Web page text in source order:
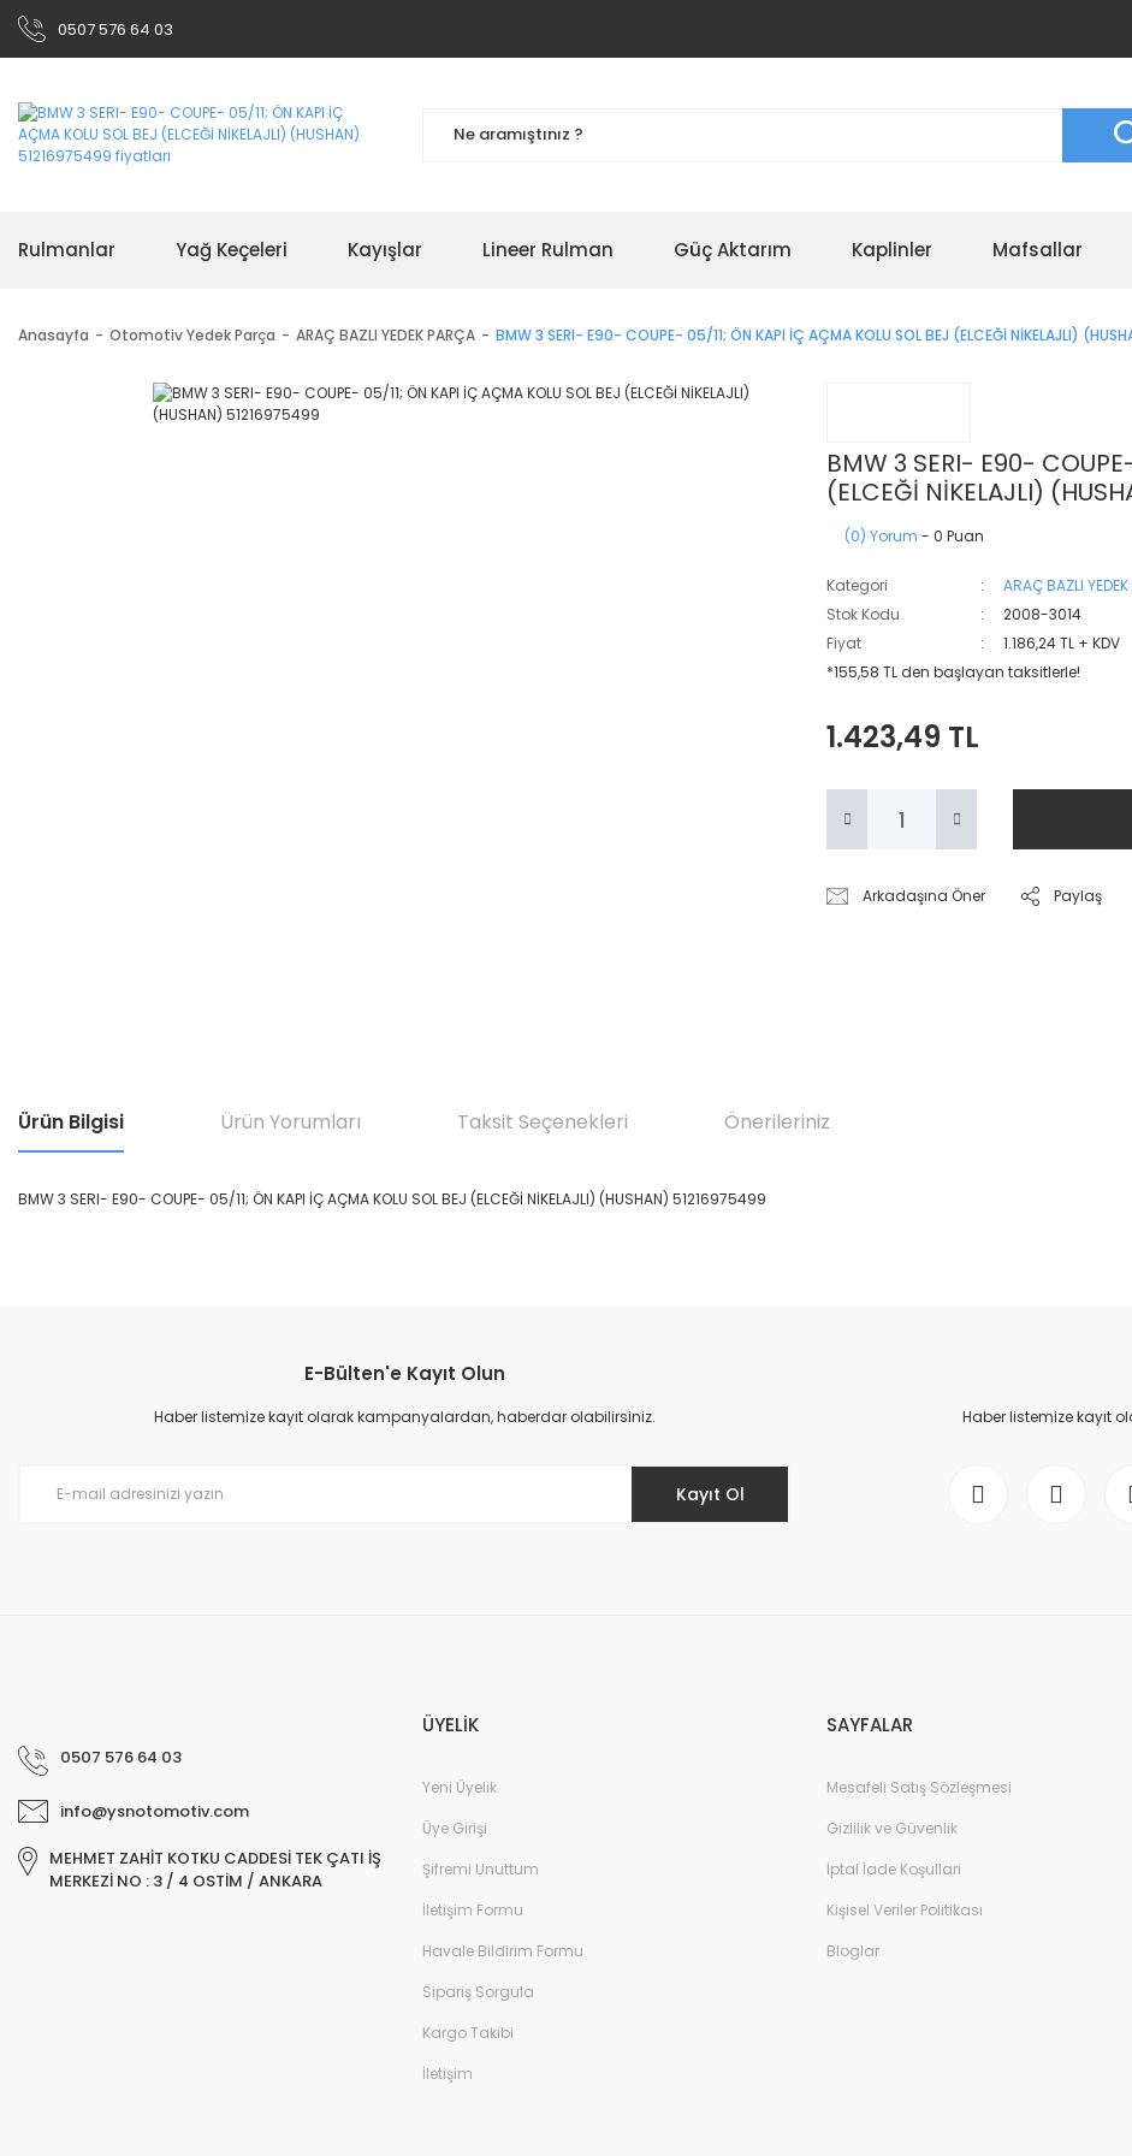
0507 576 64 03
Rulmanlar Yağ Keçeleri Kayışlar Lineer Rulman Güç Aktarım Kaplinler Mafsallar
Anasayfa Otomotiv Yedek Parça ARAÇ BAZLI YEDEK PARÇA BMW 3 SERI- E90- COUPE- 05/11; ÖN KAPI İÇ AÇMA KOLU SOL BEJ (ELCEĞİ NİKELAJLI)
BMW 3 SERI- E90-
(ELCEĞİ NİKELAJLI)
(0) Yorum - 0 Puan
Kategori
ARAÇ BAZLI
Stok Kodu
2008-3014
Fiyat
1.186,24 TL + KDV
*155,58 TL den başlayan taksitlerle!
1.423,49 TL
Arkadaşına Öner Paylaş
Ürün Bilgisi Ürün Yorumları Taksit Seçenekleri Önerileriniz
BMW 3 SERI- E90- COUPE- 05/11; ÖN KAPI İÇ AÇMA KOLU SOL BEJ (ELCEĞİ NİKELAJLI) (HUSHAN) 51216975499
Ürün resmi kalitesiz, bozuk veya görüntülenemiyor.
Ürün açıklamasında eksik bilgiler bulunuyor.
E-Bülten'e Kayıt Olun
Haber listemize kayıt olarak kampanyalardan, haberdar olabilirsiniz.
Kayıt Ol
Haber listemize kayıt
0507 576 64 03
info@ysnotomotiv.com
MEHMET ZAHİT KOTKU CADDESİ TEK ÇATI İŞ
MERKEZİ NO : 3 / 4 OSTİM / ANKARA
ÜYELİK
Yeni Üyelik
Üye Girişi
Şifremi Unuttum
İletişim Formu
Havale Bildirim Formu
Sipariş Sorgula
Kargo Takibi
İletişim
SAYFALAR
Mesafeli Satış Sözleşmesi
Gizlilik ve Güvenlik
İptal İade Koşullari
Kişisel Veriler Politikası
Bloglar